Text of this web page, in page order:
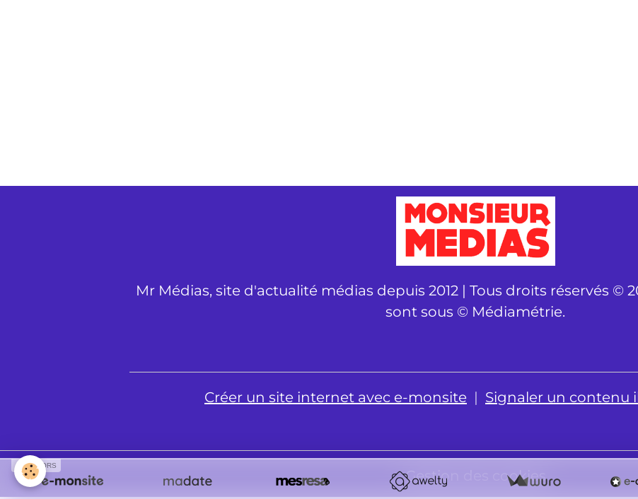
Mr Médias, site d'actualité médias depuis 2012 | Tous droits réservés ©
sont sous © Médiamétrie.
Créer un site internet avec e-monsite Signaler un contenu
Gestion des cookies
SPONSORS